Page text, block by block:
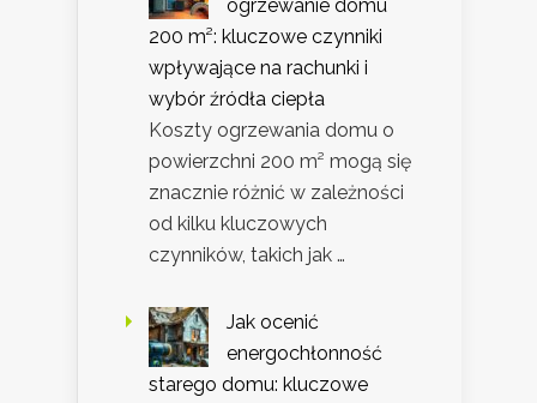
ogrzewanie domu
200 m²: kluczowe czynniki
wpływające na rachunki i
wybór źródła ciepła
Koszty ogrzewania domu o
powierzchni 200 m² mogą się
znacznie różnić w zależności
od kilku kluczowych
czynników, takich jak …
Jak ocenić
energochłonność
starego domu: kluczowe